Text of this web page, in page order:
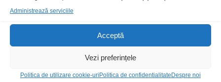
Administrează serviciile
Acceptă
Vezi preferințele
Politica de utilizare cookie-uri Politica de confidentialitate Despre noi
focalizare plastic